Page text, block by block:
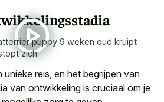
puppy 9 weken oud kruipt
zich
unieke reis, en het begrijpen van
van ontwikkeling is cruciaal om je